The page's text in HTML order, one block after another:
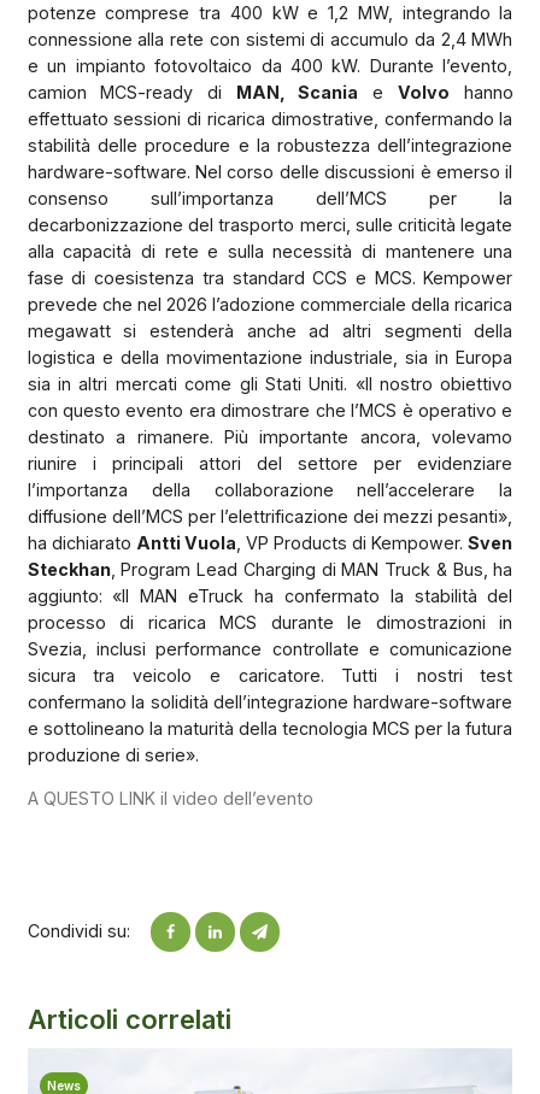
potenze comprese tra 400 kW e 1,2 MW, integrando la
connessione alla rete con sistemi di accumulo da 2,4 MWh
e un impianto fotovoltaico da 400 kW. Durante l’evento,
camion MCS-ready di MAN, Scania e Volvo hanno
effettuato sessioni di ricarica dimostrative, confermando la
stabilità delle procedure e la robustezza dell’integrazione
hardware-software. Nel corso delle discussioni è emerso il
consenso sull’importanza dell’MCS per la
decarbonizzazione del trasporto merci, sulle criticità legate
alla capacità di rete e sulla necessità di mantenere una
fase di coesistenza tra standard CCS e MCS. Kempower
prevede che nel 2026 l’adozione commerciale della ricarica
megawatt si estenderà anche ad altri segmenti della
logistica e della movimentazione industriale, sia in Europa
sia in altri mercati come gli Stati Uniti. «Il nostro obiettivo
con questo evento era dimostrare che l’MCS è operativo e
destinato a rimanere. Più importante ancora, volevamo
riunire i principali attori del settore per evidenziare
l’importanza della collaborazione nell’accelerare la
diffusione dell’MCS per l’elettrificazione dei mezzi pesanti»,
ha dichiarato Antti Vuola , VP Products di Kempower.Sven
Steckhan, Program Lead Charging di MAN Truck & Bus, ha
aggiunto: «Il MAN eTruck ha confermato la stabilità del
processo di ricarica MCS durante le dimostrazioni in
Svezia, inclusi performance controllate e comunicazione
sicura tra veicolo e caricatore. Tutti i nostri test
confermano la solidità dell’integrazione hardware-software
e sottolineano la maturità della tecnologia MCS per la futura
produzione di serie».
A QUESTO LINK il video dell’evento
Condividi su:
Articoli correlati
News